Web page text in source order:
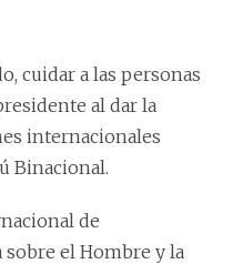
cuidar a las personas
al dar la
internacionales
Binacional.
de
el Hombre y la